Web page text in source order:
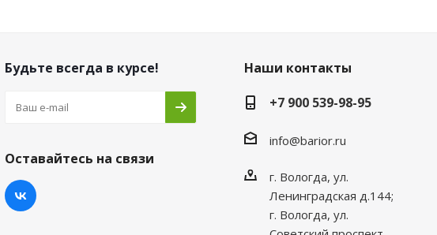
Будьте всегда в курсе!
Оставайтесь на связи
Наши контакты
+7 900 539-98-95
info@barior.ru
г. Вологда, ул.
Ленинградская д.144;
г. Вологда, ул.